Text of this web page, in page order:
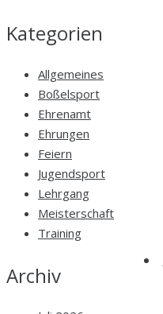
Kategorien
Allgemeines
Boßelsport
Ehrenamt
Ehrungen
Feiern
Jugendsport
Lehrgang
Meisterschaft
Training
Archiv